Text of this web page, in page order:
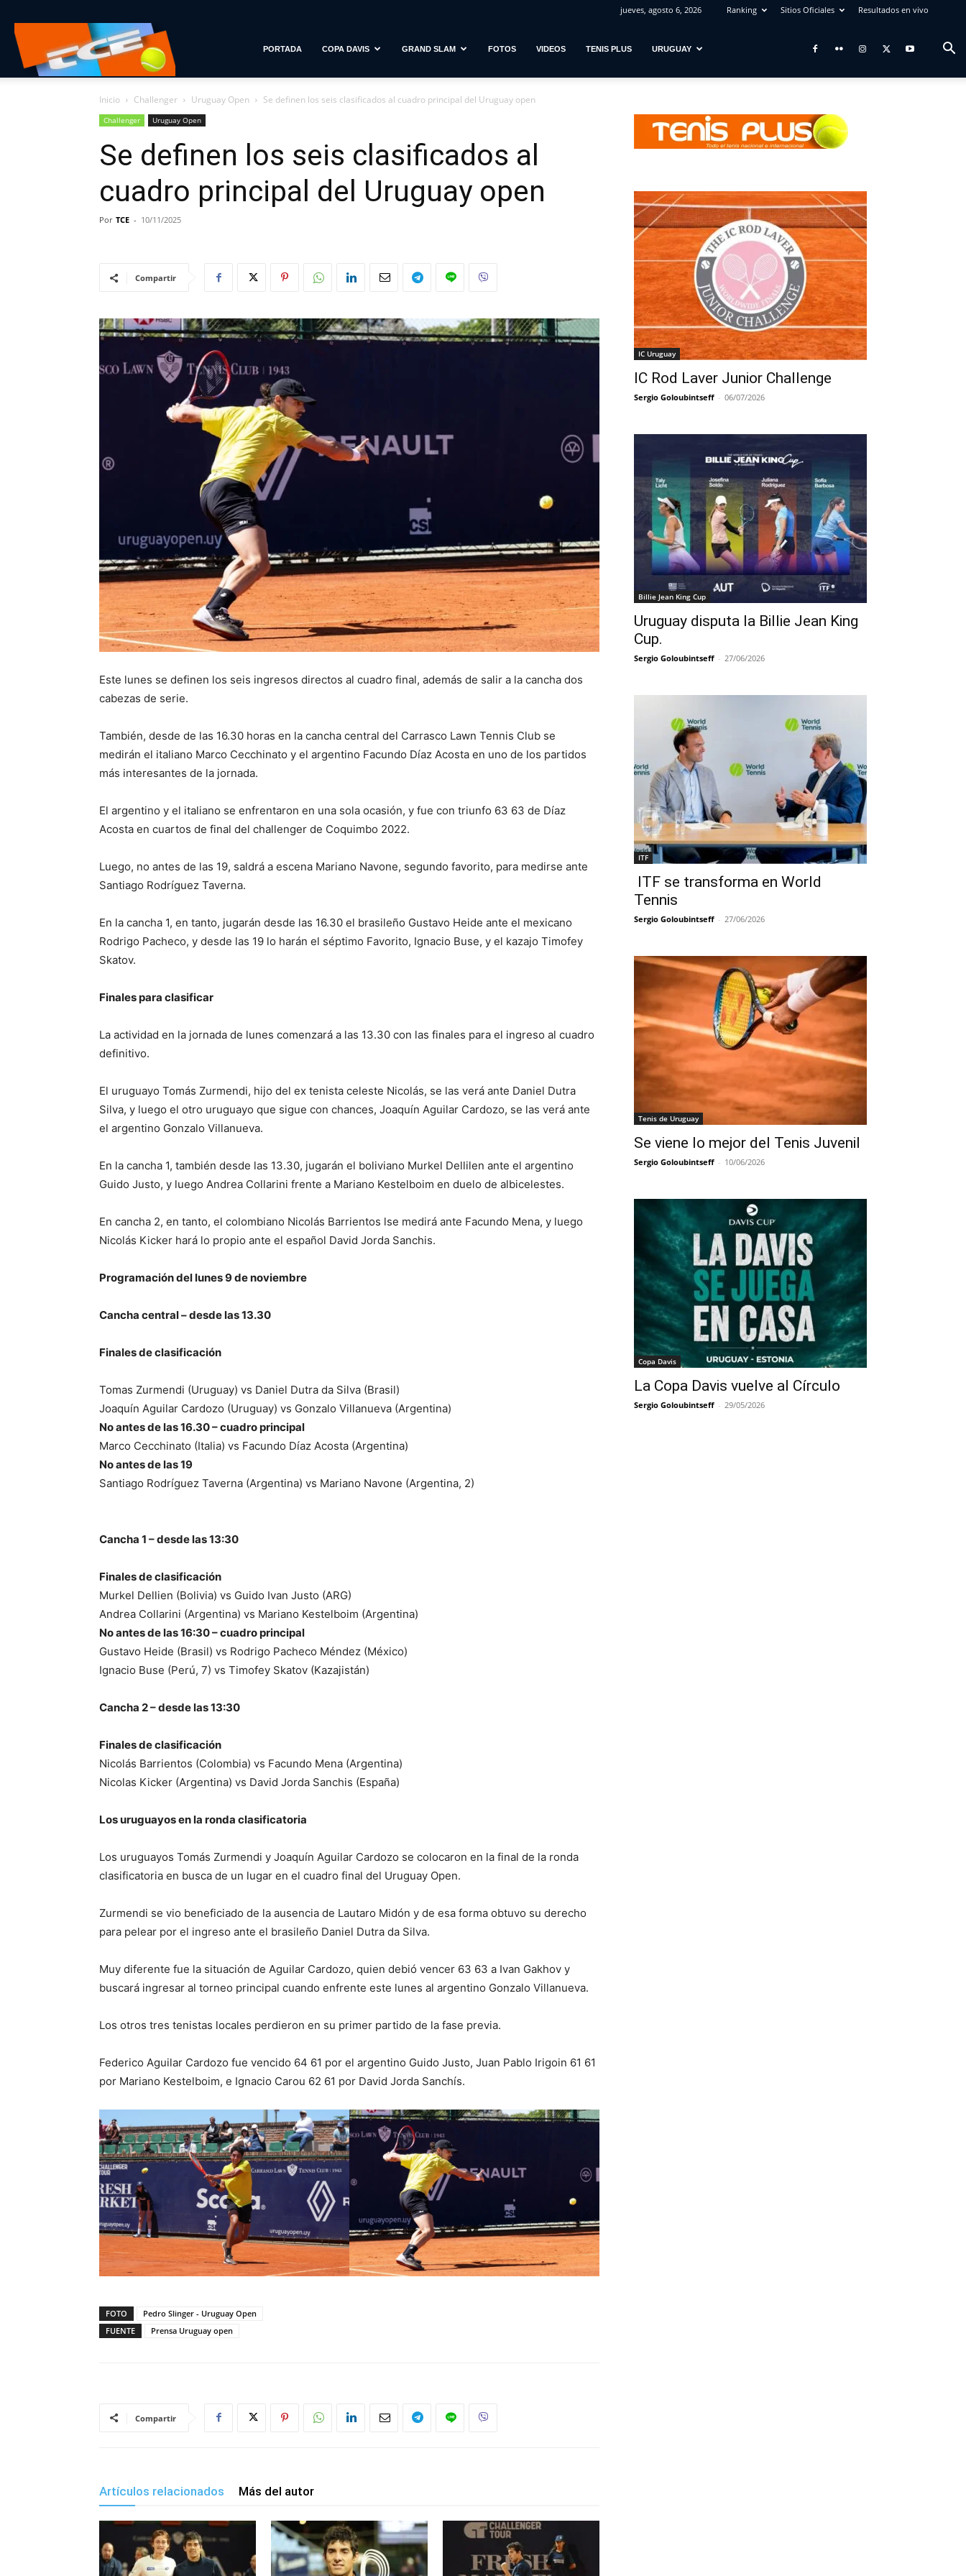
jueves, agosto 6, 2026 Ranking Sitios Oficiales Resultados en vivo
con
Estilo
PORTADA COPA DAVIS GRAND SLAM FOTOS VIDEOS TENIS PLUS URUGUAY
Inicio Challenger Uruguay Open Se definen los seis clasificados al cuadro principal del Uruguay open
Challenger Uruguay Open
Se definen los seis clasificados al
cuadro principal del Uruguay open
Por TCE - 10/11/2025
Compartir
Este lunes se definen los seis ingresos directos al cuadro final, además de salir a la cancha dos
cabezas de serie.
También, desde de las 16.30 horas en la cancha central del Carrasco Lawn Tennis Club se
medirán el italiano Marco Cecchinato y el argentino Facundo Díaz Acosta en uno de los partidos
más interesantes de la jornada.
El argentino y el italiano se enfrentaron en una sola ocasión, y fue con triunfo 63 63 de Díaz
Acosta en cuartos de final del challenger de Coquimbo 2022.
Luego, no antes de las 19, saldrá a escena Mariano Navone, segundo favorito, para medirse ante
Santiago Rodríguez Taverna.
En la cancha 1, en tanto, jugarán desde las 16.30 el brasileño Gustavo Heide ante el mexicano
Rodrigo Pacheco, y desde las 19 lo harán el séptimo Favorito, Ignacio Buse, y el kazajo Timofey
Skatov.
Finales para clasificar
La actividad en la jornada de lunes comenzará a las 13.30 con las finales para el ingreso al cuadro
definitivo.
El uruguayo Tomás Zurmendi, hijo del ex tenista celeste Nicolás, se las verá ante Daniel Dutra
Silva, y luego el otro uruguayo que sigue con chances, Joaquín Aguilar Cardozo, se las verá ante
el argentino Gonzalo Villanueva.
En la cancha 1, también desde las 13.30, jugarán el boliviano Murkel Dellilen ante el argentino
Guido Justo, y luego Andrea Collarini frente a Mariano Kestelboim en duelo de albicelestes.
En cancha 2, en tanto, el colombiano Nicolás Barrientos lse medirá ante Facundo Mena, y luego
Nicolás Kicker hará lo propio ante el español David Jorda Sanchis.
Programación del lunes 9 de noviembre
Cancha central – desde las 13.30
Finales de clasificación
Tomas Zurmendi (Uruguay) vs Daniel Dutra da Silva (Brasil)
Joaquín Aguilar Cardozo (Uruguay) vs Gonzalo Villanueva (Argentina)
No antes de las 16.30 – cuadro principal
Marco Cecchinato (Italia) vs Facundo Díaz Acosta (Argentina)
No antes de las 19
Santiago Rodríguez Taverna (Argentina) vs Mariano Navone (Argentina, 2)
Cancha 1 – desde las 13:30
Finales de clasificación
Murkel Dellien (Bolivia) vs Guido Ivan Justo (ARG)
Andrea Collarini (Argentina) vs Mariano Kestelboim (Argentina)
No antes de las 16:30 – cuadro principal
Gustavo Heide (Brasil) vs Rodrigo Pacheco Méndez (México)
Ignacio Buse (Perú, 7) vs Timofey Skatov (Kazajistán)
Cancha 2 – desde las 13:30
Finales de clasificación
Nicolás Barrientos (Colombia) vs Facundo Mena (Argentina)
Nicolas Kicker (Argentina) vs David Jorda Sanchis (España)
Los uruguayos en la ronda clasificatoria
Los uruguayos Tomás Zurmendi y Joaquín Aguilar Cardozo se colocaron en la final de la ronda
clasificatoria en busca de un lugar en el cuadro final del Uruguay Open.
Zurmendi se vio beneficiado de la ausencia de Lautaro Midón y de esa forma obtuvo su derecho
para pelear por el ingreso ante el brasileño Daniel Dutra da Silva.
Muy diferente fue la situación de Aguilar Cardozo, quien debió vencer 63 63 a Ivan Gakhov y
buscará ingresar al torneo principal cuando enfrente este lunes al argentino Gonzalo Villanueva.
Los otros tres tenistas locales perdieron en su primer partido de la fase previa.
Federico Aguilar Cardozo fue vencido 64 61 por el argentino Guido Justo, Juan Pablo Irigoin 61 61
por Mariano Kestelboim, e Ignacio Carou 62 61 por David Jorda Sanchís.
FOTO
Pedro Slinger - Uruguay Open
FUENTE
Prensa Uruguay open
Compartir
Artículos relacionados Más del autor
IC Uruguay
IC Rod Laver Junior Challenge
Sergio Goloubintseff - 06/07/2026
Billie Jean King Cup
Uruguay disputa la Billie Jean King
Cup.
Sergio Goloubintseff - 27/06/2026
ITF
ITF se transforma en World
Tennis
Sergio Goloubintseff - 27/06/2026
Tenis de Uruguay
Se viene lo mejor del Tenis Juvenil
Sergio Goloubintseff - 10/06/2026
Copa Davis
La Copa Davis vuelve al Círculo
Sergio Goloubintseff - 29/05/2026